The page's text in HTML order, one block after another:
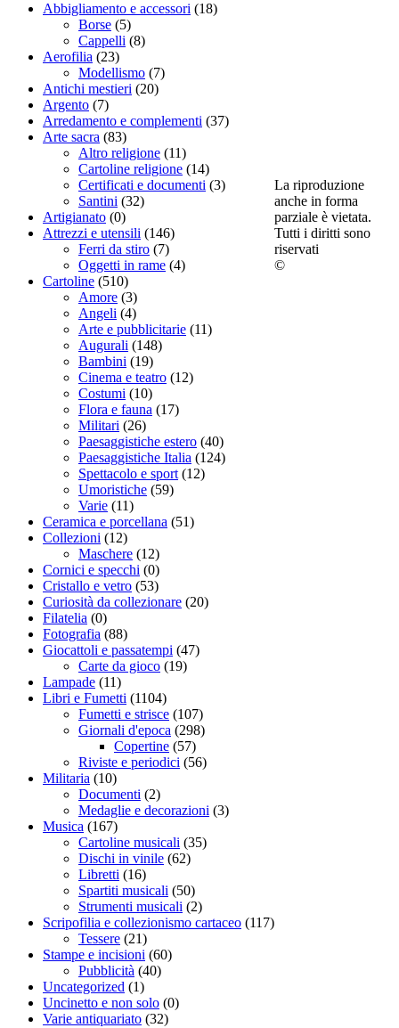
Abbigliamento e accessori (18)
Borse (5)
Cappelli (8)
Aerofilia (23)
Modellismo (7)
Antichi mestieri (20)
Argento (7)
Arredamento e complementi (37)
Arte sacra (83)
Altro religione (11)
Cartoline religione (14)
Certificati e documenti (3)
Santini (32)
Artigianato (0)
Attrezzi e utensili (146)
Ferri da stiro (7)
Oggetti in rame (4)
Cartoline (510)
Amore (3)
Angeli (4)
Arte e pubblicitarie (11)
Augurali (148)
Bambini (19)
Cinema e teatro (12)
Costumi (10)
Flora e fauna (17)
Militari (26)
Paesaggistiche estero (40)
Paesaggistiche Italia (124)
Spettacolo e sport (12)
Umoristiche (59)
Varie (11)
Ceramica e porcellana (51)
Collezioni (12)
Maschere (12)
Cornici e specchi (0)
Cristallo e vetro (53)
Curiosità da collezionare (20)
Filatelia (0)
Fotografia (88)
Giocattoli e passatempi (47)
Carte da gioco (19)
Lampade (11)
Libri e Fumetti (1104)
Fumetti e strisce (107)
Giornali d'epoca (298)
Copertine (57)
Riviste e periodici (56)
Militaria (10)
Documenti (2)
Medaglie e decorazioni (3)
Musica (167)
Cartoline musicali (35)
Dischi in vinile (62)
Libretti (16)
Spartiti musicali (50)
Strumenti musicali (2)
Scripofilia e collezionismo cartaceo (117)
Tessere (21)
Stampe e incisioni (60)
Pubblicità (40)
Uncategorized (1)
Uncinetto e non solo (0)
Varie antiquariato (32)
La riproduzione
anche in forma
parziale è vietata.
Tutti i diritti sono
riservati
©